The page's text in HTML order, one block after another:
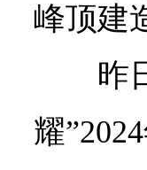
峰顶建
昨
耀